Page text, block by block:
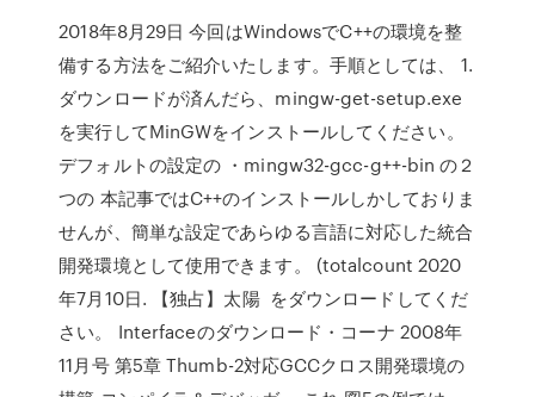
2018年8月29日 今回はWindowsでC++の環境を整
備する方法をご紹介いたします。手順としては、 1.
ダウンロードが済んだら、mingw-get-setup.exe
を実行してMinGWをインストールしてください。
デフォルトの設定の ・mingw32-gcc-g++-bin の２
つの 本記事ではC++のインストールしかしておりま
せんが、簡単な設定であらゆる言語に対応した統合
開発環境として使用できます。 (totalcount 2020
年7月10日. 【独占】太陽 をダウンロードしてくだ
さい。 Interfaceのダウンロード・コーナ 2008年
11月号 第5章 Thumb-2対応GCCクロス開発環境の